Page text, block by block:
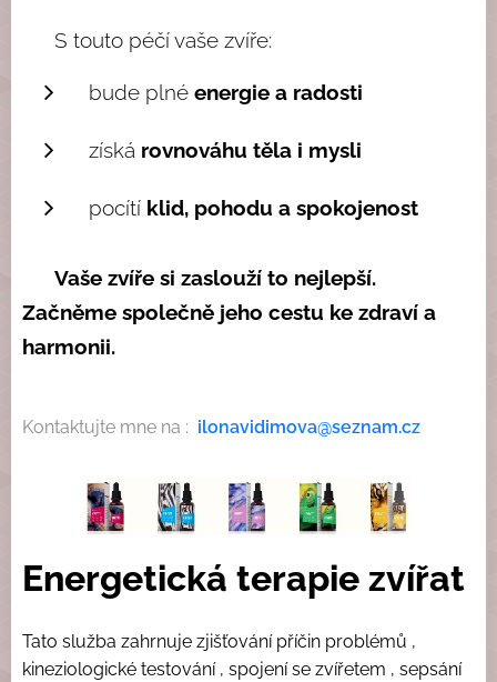
🌿 S touto péčí vaše zvíře:
bude plné energie a radosti
získá rovnováhu těla i mysli
pocítí klid, pohodu a spokojenost
Vaše zvíře si zaslouží to nejlepší.
Začněme společně jeho cestu ke zdraví a
harmonii.
Kontaktujte mne na : ilonavidimova@seznam.cz
Energetická terapie zvířat
Tato služba zahrnuje zjišťování příčin problémů ,
kineziologické testování , spojení se zvířetem , sepsání